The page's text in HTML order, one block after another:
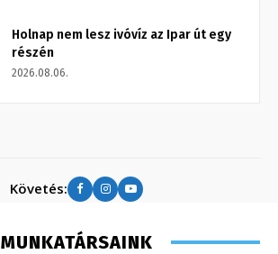
Holnap nem lesz ivóvíz az Ipar út egy
részén
2026.08.06.
Követés:
MUNKATÁRSAINK